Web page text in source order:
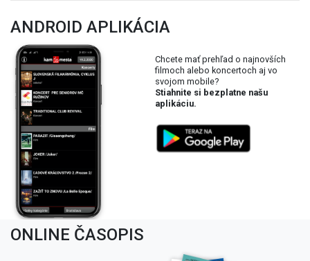
ANDROID APLIKÁCIA
Chcete mať prehľad o najnovších
filmoch alebo koncertoch aj vo
svojom mobile?
Stiahnite si bezplatne našu
aplikáciu.
ONLINE ČASOPIS